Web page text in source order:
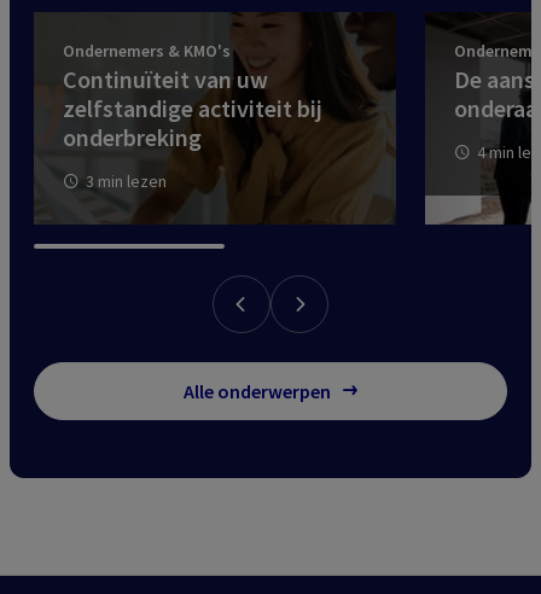
Ondernemers & KMO's
Continuïteit van uw
zelfstandige activiteit bij
onderbreking
3 min lezen
De
4 min
Alle onderwerpen